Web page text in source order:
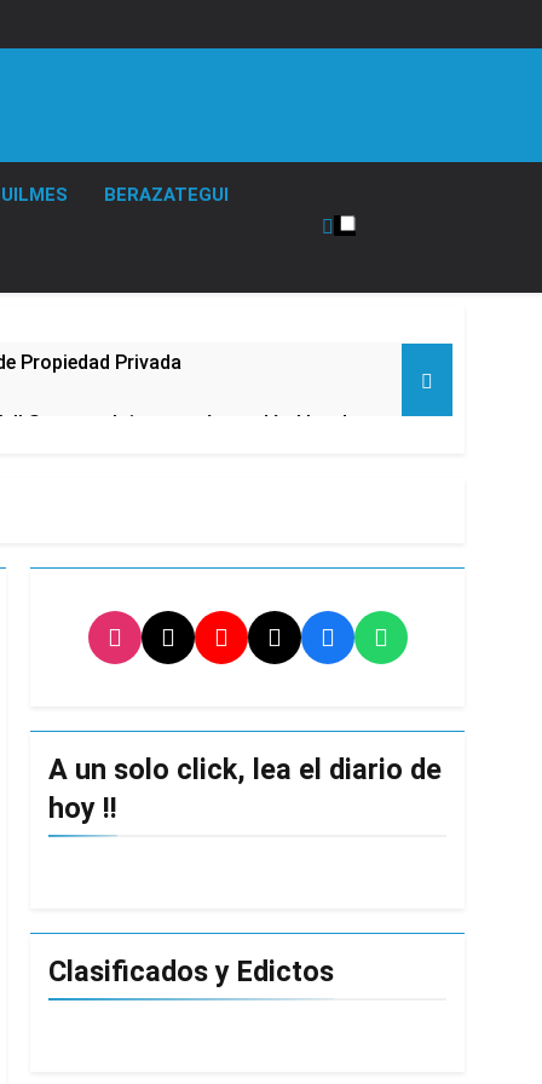
BERAZATEGUI
Propiedad Privada
Street y el riesgo país quedó al borde
más bajas de la semana
capítulo
mínimas cercanas a 1°C
de chats privados
A un solo click, lea el diario de
hoy !!
Clasificados y Edictos